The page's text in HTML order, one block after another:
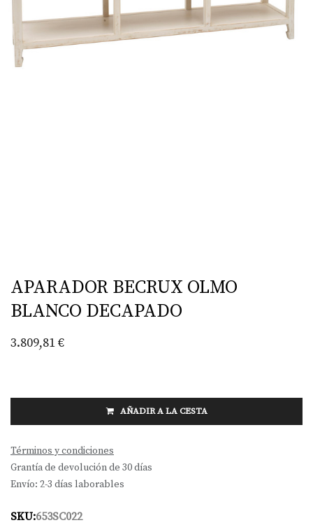
APARADOR BECRUX OLMO
BLANCO DECAPADO
3.809,81€
AÑADIR A LA CESTA
Términos y condiciones
Grantía de devolución de 30 días
Envío: 2-3 días laborables
SKU:653SC022